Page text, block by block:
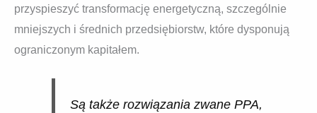
przyspieszyć transformację energetyczną, szczególnie
mniejszych i średnich przedsiębiorstw, które dysponują
ograniczonym kapitałem.
Są także rozwiązania zwane PPA,